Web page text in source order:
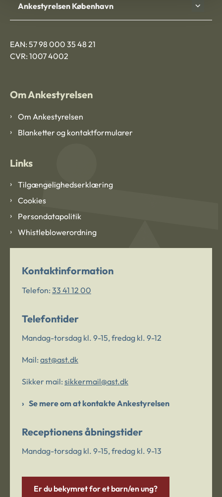
Ankestyrelsen København
EAN: 57 98 000 35 48 21
CVR: 1007 4002
Om Ankestyrelsen
Om Ankestyrelsen
Blanketter og kontaktformularer
Links
Tilgængelighedserklæring
Cookies
Persondatapolitik
Whistleblowerordning
Kontaktinformation
Telefon: 33 41 12 00
Telefontider
Mandag-torsdag kl. 9-15, fredag kl. 9-12
Mail: ast@ast.dk
Sikker mail: sikkermail@ast.dk
Se mere om at kontakte Ankestyrelsen
Receptionens åbningstider
Mandag-torsdag kl. 9-15, fredag kl. 9-13
Er du bekymret for et barn/en ung?